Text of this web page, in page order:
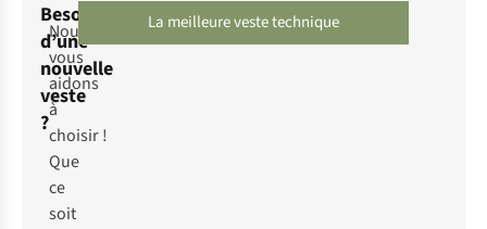
Besoin
d’une
nouvelle
veste
?
Nous
vous
aidons
à
choisir !
Que
ce
soit
La meilleure veste technique